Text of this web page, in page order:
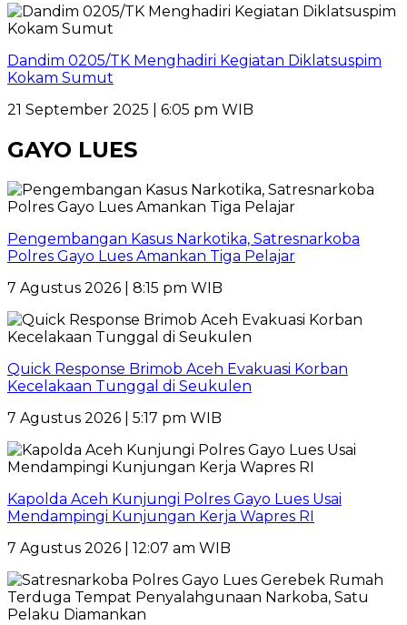
Dandim 0205/TK Menghadiri Kegiatan Diklatsuspim
Kokam Sumut
21 September 2025 | 6:05 pm WIB
GAYO LUES
Pengembangan Kasus Narkotika, Satresnarkoba
Polres Gayo Lues Amankan Tiga Pelajar
7 Agustus 2026 | 8:15 pm WIB
Quick Response Brimob Aceh Evakuasi Korban
Kecelakaan Tunggal di Seukulen
7 Agustus 2026 | 5:17 pm WIB
Kapolda Aceh Kunjungi Polres Gayo Lues Usai
Mendampingi Kunjungan Kerja Wapres RI
7 Agustus 2026 | 12:07 am WIB